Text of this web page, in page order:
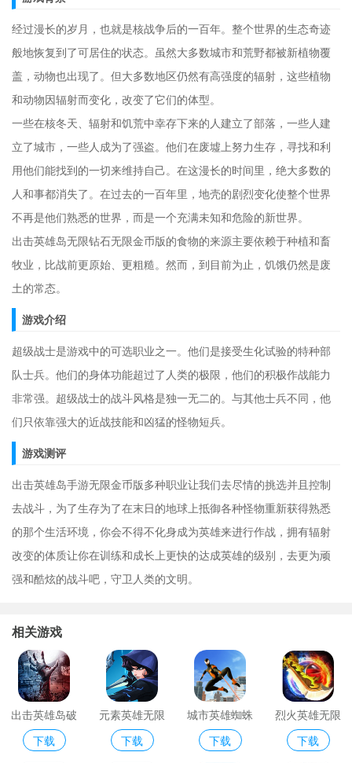
经过漫长的岁月，也就是核战争后的一百年。整个世界的生态奇迹
般地恢复到了可居住的状态。虽然大多数城市和荒野都被新植物覆
盖，动物也出现了。但大多数地区仍然有高强度的辐射，这些植物
和动物因辐射而变化，改变了它们的体型。
一些在核冬天、辐射和饥荒中幸存下来的人建立了部落，一些人建
立了城市，一些人成为了强盗。他们在废墟上努力生存，寻找和利
用他们能找到的一切来维持自己。在这漫长的时间里，绝大多数的
人和事都消失了。在过去的一百年里，地壳的剧烈变化使整个世界
不再是他们熟悉的世界，而是一个充满未知和危险的新世界。
出击英雄岛无限钻石无限金币版的食物的来源主要依赖于种植和畜
牧业，比战前更原始、更粗糙。然而，到目前为止，饥饿仍然是废
土的常态。
游戏介绍
超级战士是游戏中的可选职业之一。他们是接受生化试验的特种部
队士兵。他们的身体功能超过了人类的极限，他们的积极作战能力
非常强。超级战士的战斗风格是独一无二的。与其他士兵不同，他
们只依靠强大的近战技能和凶猛的怪物短兵。
游戏测评
出击英雄岛手游无限金币版多种职业让我们去尽情的挑选并且控制
去战斗，为了生存为了在末日的地球上抵御各种怪物重新获得熟悉
的那个生活环境，你会不得不化身成为英雄来进行作战，拥有辐射
改变的体质让你在训练和成长上更快的达成英雄的级别，去更为顽
强和酷炫的战斗吧，守卫人类的文明。
相关游戏
出击英雄岛破
解版无限金叶
下载
元素英雄无限
金币版
下载
城市英雄蜘蛛
人无限金币版
下载
烈火英雄无限
金币钻石版
下载